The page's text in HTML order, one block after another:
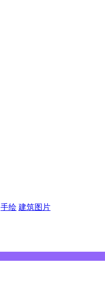
手绘 建筑图片